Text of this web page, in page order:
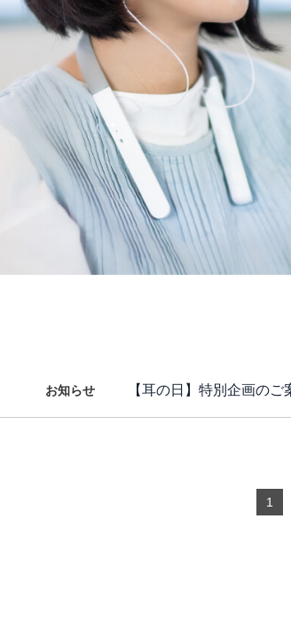
お知らせ 【耳の日】特別企画のご
1